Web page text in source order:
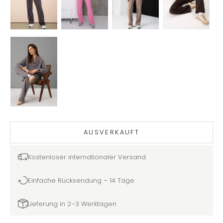
AUSVERKAUFT
Kostenloser internationaler Versand
Einfache Rücksendung – 14 Tage
Lieferung in 2–3 Werktagen